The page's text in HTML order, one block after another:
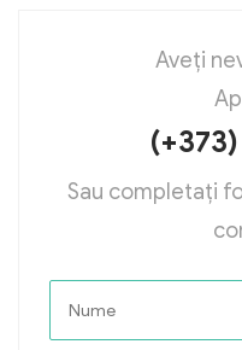
Aveți
Sau completați